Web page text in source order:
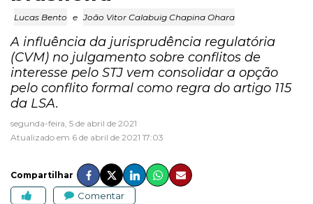
Lucas Bento e João Vitor Calabuig Chapina Ohara
A influência da jurisprudência regulatória
(CVM) no julgamento sobre conflitos de
interesse pelo STJ vem consolidar a opção
pelo conflito formal como regra do artigo 115
da LSA.
segunda-feira, 5 de abril de 2021
Atualizado em 6 de abril de 2021 17:03
Compartilhar
Comentar